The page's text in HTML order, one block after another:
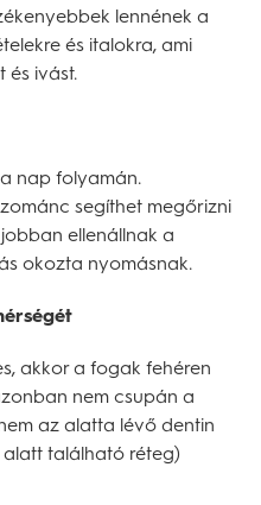
lennének a
és italokra, ami
és ivást.
nap folyamán.
segíthet megőrizni
ellenállnak a
okozta nyomásnak.
akkor a fogak fehéren
nem csupán a
az alatta lévő dentin
található réteg)